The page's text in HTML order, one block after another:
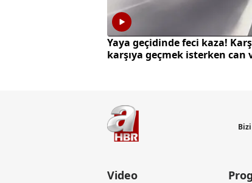
Yaya geçidinde feci kaza!
karşıya geçmek isterken can
Video